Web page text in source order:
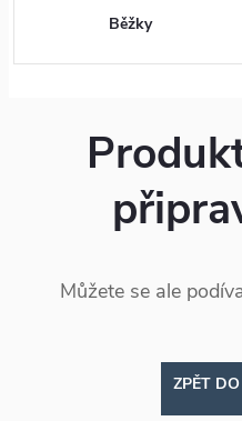
Běžky
Můžete se ale
ZPĚT